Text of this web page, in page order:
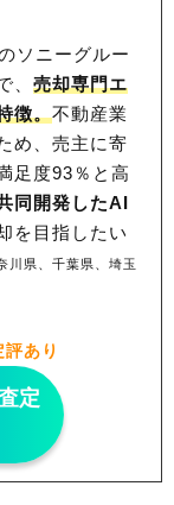
ソニーグルー
、売却専門エ
徴。不動産業
め、売主に寄
足度93％と高
同開発したAI
を目指したい
川県、千葉県、埼玉
あり
定